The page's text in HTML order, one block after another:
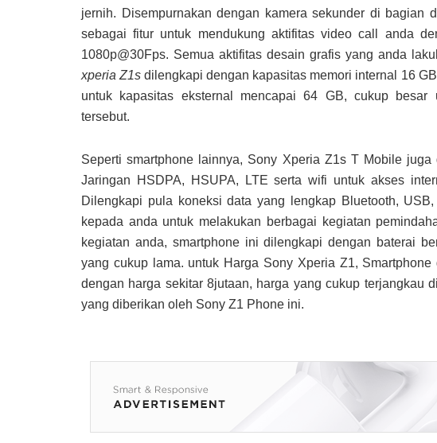
jernih. Disempurnakan dengan kamera sekunder di bagian
sebagai fitur untuk mendukung aktifitas video call anda
1080p@30Fps. Semua aktifitas desain grafis yang anda
xperia Z1s dilengkapi dengan kapasitas memori internal 16
untuk kapasitas eksternal mencapai 64 GB, cukup besar
tersebut.
Seperti smartphone lainnya, Sony Xperia Z1s T Mobile juga
Jaringan HSDPA, HSUPA, LTE serta wifi untuk akses
Dilengkapi pula koneksi data yang lengkap Bluetooth,
kepada anda untuk melakukan berbagai kegiatan
kegiatan anda, smartphone ini dilengkapi dengan baterai
yang cukup lama. untuk Harga Sony Xperia Z1,
dengan harga sekitar 8jutaan, harga yang cukup terjangkau
yang diberikan oleh Sony Z1 Phone ini.